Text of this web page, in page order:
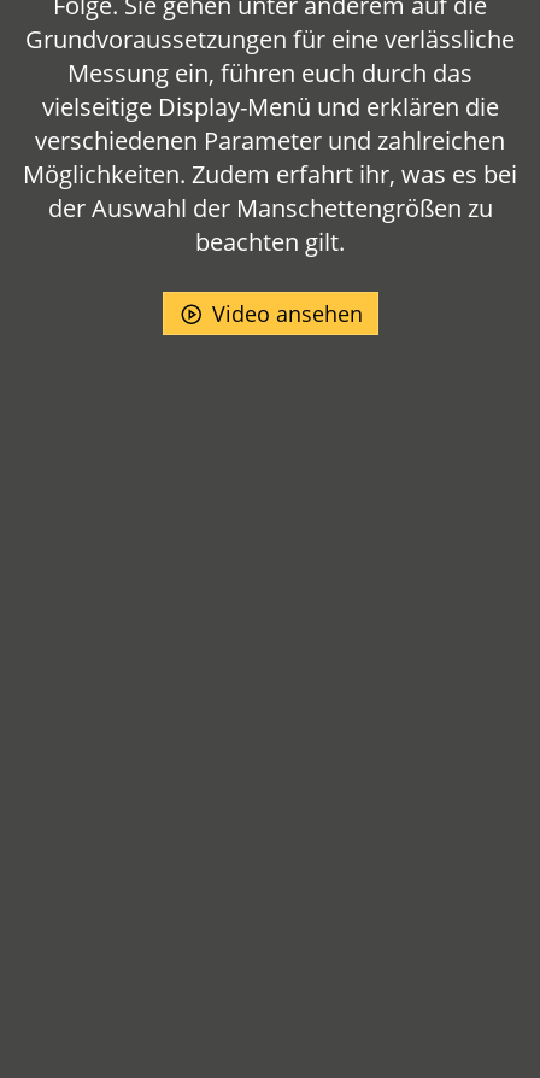
Grundvoraussetzungen für eine verlässliche
Messung ein, führen euch durch das
vielseitige Display-Menü und erklären die
verschiedenen Parameter und zahlreichen
Möglichkeiten. Zudem erfahrt ihr, was es bei
der Auswahl der Manschettengrößen zu
beachten gilt.
Video ansehen